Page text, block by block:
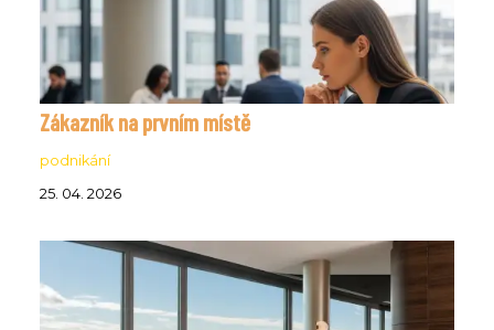
Zákazník na prvním místě
podnikání
25. 04. 2026